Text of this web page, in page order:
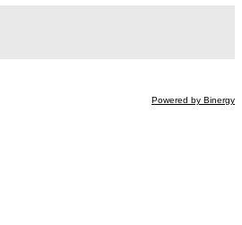
Powered by Binergy